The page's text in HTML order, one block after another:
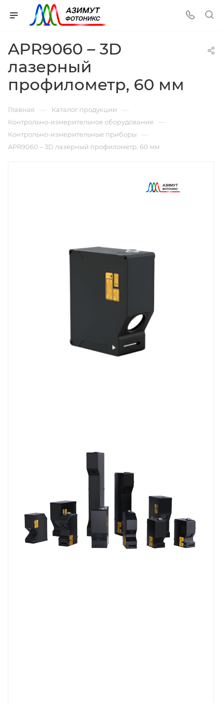
APR9060 – 3D
лазерный
профилометр, 60 мм
Главная — Каталог продукции —
Контрольно-измерительное оборудование —
Контрольно-измерительные приборы —
APR9060 – 3D лазерный профилометр, 60 мм